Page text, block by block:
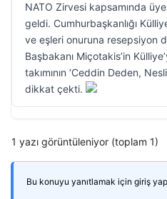
NATO Zirvesi kapsamında
geldi. Cumhurbaşkanlığı
ve eşleri onuruna resepsiyon
Başbakanı Miçotakis’in
takımının ‘Ceddin Deden,
dikkat çekti.
1 yazı görüntüleniyor (toplam 1)
Bu konuyu yanıtlamak için giriş